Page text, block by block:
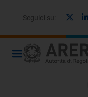
Seguici su: